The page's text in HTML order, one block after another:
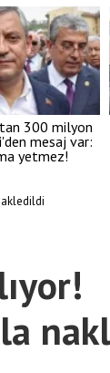
300 milyon
mesaj var:
yetmez!